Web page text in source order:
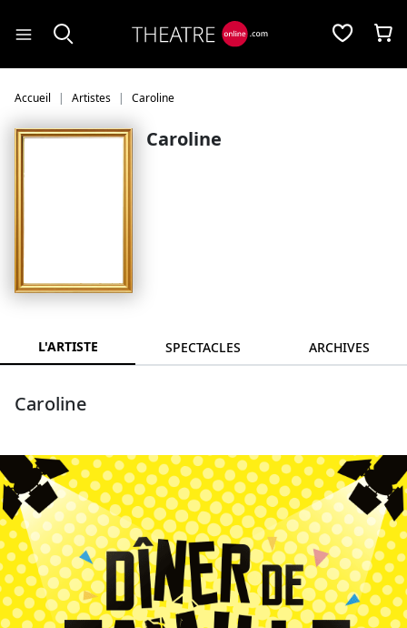
Accueil Artistes Caroline
Caroline
L'ARTISTE SPECTACLES ARCHIVES
Caroline